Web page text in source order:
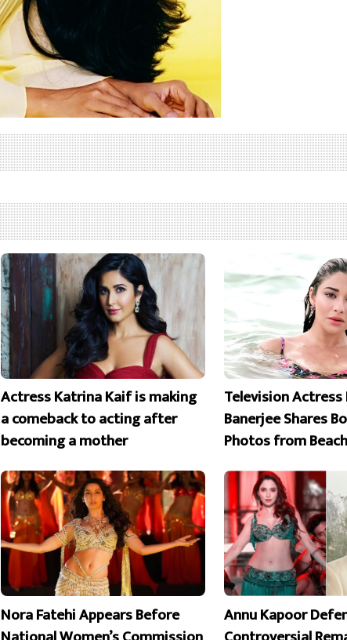
Actress Katrina Kaif is making
a comeback to acting after
becoming a mother
Television
Banerjee Shares
Photos from Beach
Nora Fatehi Appears Before
Annu Kapoor